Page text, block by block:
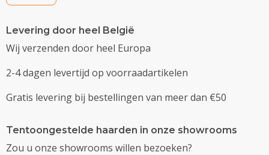
Levering door heel België
Wij verzenden door heel Europa
2-4 dagen levertijd op voorraadartikelen
Gratis levering bij bestellingen van meer dan €50
Tentoongestelde haarden in onze showrooms
Zou u onze showrooms willen bezoeken?